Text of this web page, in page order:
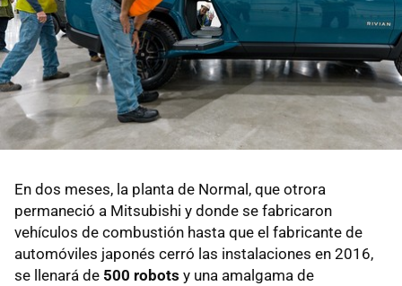
En dos meses, la planta de Normal, que otrora
permaneció a Mitsubishi y donde se fabricaron
vehículos de combustión hasta que el fabricante de
automóviles japonés cerró las instalaciones en 2016,
se llenará de 500 robots y una amalgama de